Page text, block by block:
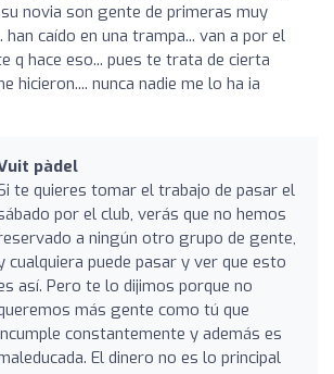
novia son gente de primeras muy
han caído en una trampa... van a por el
q hace eso... pues te trata de cierta
hicieron.... nunca nadie me lo ha ia
pàdel
te quieres tomar el trabajo de pasar el
por el club, verás que no hemos
a ningún otro grupo de gente,
cualquiera puede pasar y ver que esto
así. Pero te lo dijimos porque no
más gente como tú que
constantemente y además es
El dinero no es lo principal